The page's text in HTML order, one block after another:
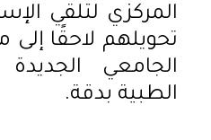
المركزي لتلقي
تحويلهم لاحقًا
الجامعي
الطبية بدقة.